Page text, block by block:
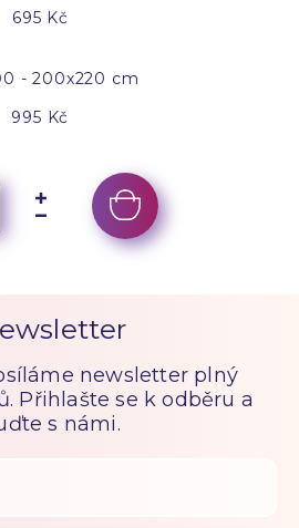
695 Kč
- 200x220 cm
995 Kč
newsletter plný
Přihlašte se k odběru a
s námi.